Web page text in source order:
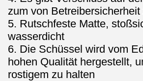
zum von Betreibersicherheit
5. Rutschfeste Matte,
wasserdicht
6. Die Schüssel wird vom
hohen Qualität hergestellt,
rostigem zu halten